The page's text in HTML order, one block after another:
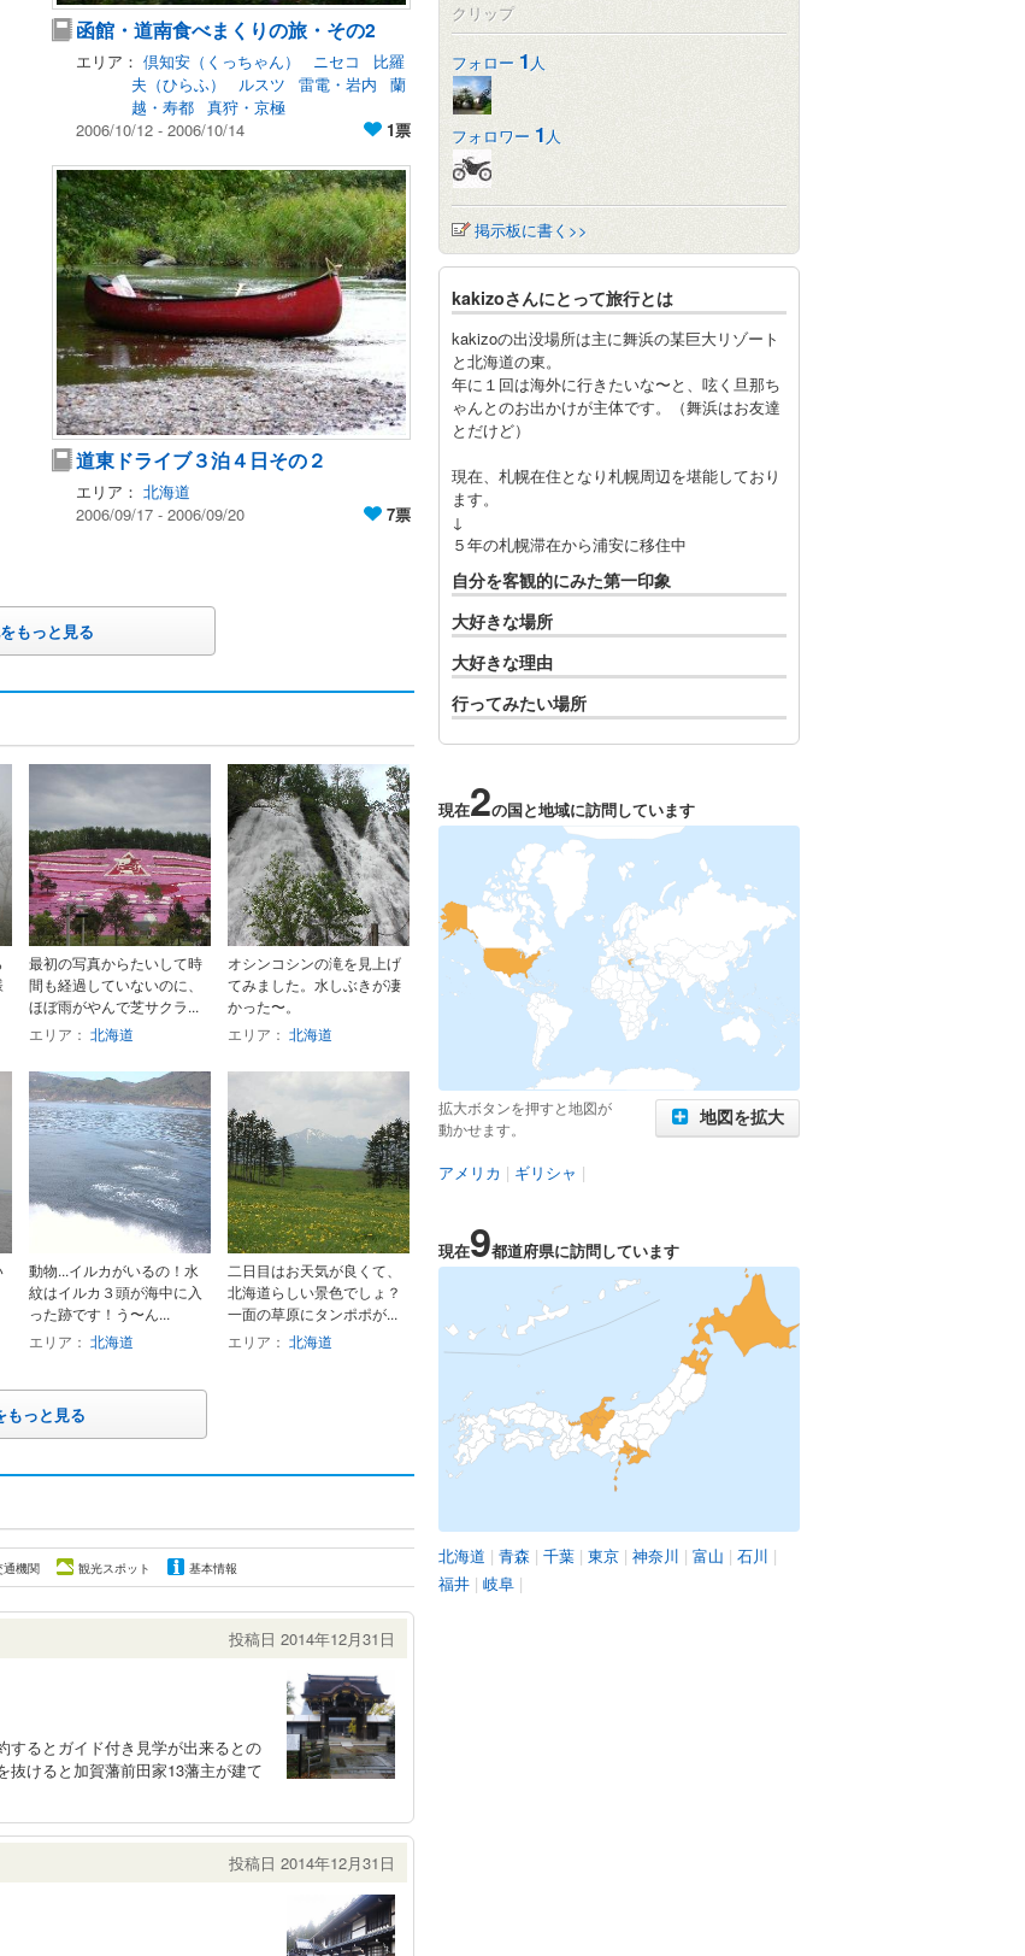
函館・道南食べまくりの旅・その2
エリア： 倶知安（くっちゃん） ニセコ
比羅
夫（ひらふ）
ルスツ 雷電・岩内
蘭
越・寿都
真狩・京極
2006/10/12 - 2006/10/14
1票
道東ドライブ３泊４日その２
エリア： 北海道
2006/09/17 - 2006/09/20
7票
もっと見る
最初の写真からたいして時
間も経過していないのに、
ほぼ雨がやんで芝サクラ...
エリア： 北海道
オシンコシンの滝を見上げ
てみました。水しぶきが凄
かった〜。
エリア： 北海道
動物...イルカがいるの！水
紋はイルカ３頭が海中に入
った跡です！う〜ん...
エリア： 北海道
二日目はお天気が良くて、
北海道らしい景色でしょ？
一面の草原にタンポポが...
エリア： 北海道
もっと見る
通機関 観光スポット 基本情報
投稿日 2014年12月31日
するとガイド付き見学が出来るとの
抜けると加賀藩前田家13藩主が建て
投稿日 2014年12月31日
クリップ
フォロー 1 人
フォロワー 1 人
掲示板に書く>>
kakizoさんにとって旅行とは
kakizoの出没場所は主に舞浜の某巨大リゾート
と北海道の東。
年に１回は海外に行きたいな〜と、呟く旦那ち
ゃんとのお出かけが主体です。（舞浜はお友達
とだけど）
現在、札幌在住となり札幌周辺を堪能しており
ます。
↓
５年の札幌滞在から浦安に移住中
自分を客観的にみた第一印象
大好きな場所
大好きな理由
行ってみたい場所
現在2の国と地域に訪問しています
拡大ボタンを押すと地図が
動かせます。
地図を拡大
アメリカ | ギリシャ |
現在9都道府県に訪問しています
北海道 | 青森 | 千葉 | 東京 | 神奈川 | 富山 | 石川 |
福井 | 岐阜 |